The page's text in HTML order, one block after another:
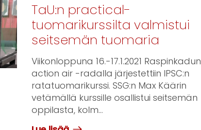
TaU:n practical-
tuomarikurssilta valmistui
seitsemän tuomaria
Viikonloppuna 16.-17.1.2021 Raspinkadun
action air -radalla järjestettiin IPSC:n
ratatuomarikurssi. SSG:n Max Käärin
vetämällä kurssille osallistui seitsemän
oppilasta, kolm...